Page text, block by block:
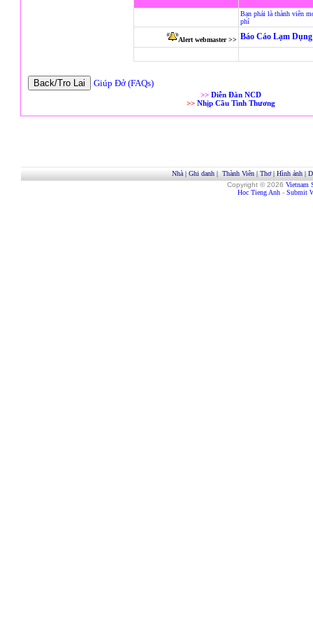
Bạn phải là thành viên
phí
Alert webmaster >> Báo Cáo Lạm
Giúp Đở (FAQs)
>> Diễn Đàn NCD
>> Nhịp Cầu Tình Thương
Nhà| Ghi danh| Thành Viên| Thơ| Hình ảnh|
Copyright © 2026 Vietnam
Hoc Tieng Anh - Submit